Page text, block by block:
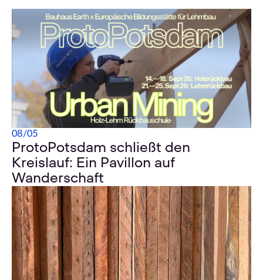
08/05
ProtoPotsdam schließt den
Kreislauf: Ein Pavillon auf
Wanderschaft